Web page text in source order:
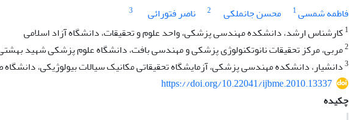
فاطمه شمسی1 محسن جانملکی 2 ناصر فتورائی
3
1کارشناس ارشد، دانشکده مهندسی پزشکی، واحد علوم و تحقیقات، دانشگاه آزاد اسلامی
2مربی، مرکز تحقیقات نانوتکنولوژی پزشکی و مهندسی بافت، دانشگاه علوم پزشکی شهید
3دانشیار، دانشکده مهندسی پزشکی، آزمایشگاه تحقیقاتی مکانیک سیالات بیولوژیکی، دانشگاه
https://doi.org/10.22041/ijbme.2010.13337
چکیده